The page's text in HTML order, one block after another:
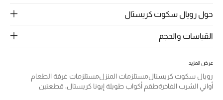
المجوهرات
حول رويال سكوت كريستال
القياسات والحجم
عرض المزيد
رويال سكوت كريستالمستلزمات المنزلمستلزمات غرفة الطعام
أواني الشرب الفاخرةطقم أكواب طويلة إيونا كريستال، قطعتين